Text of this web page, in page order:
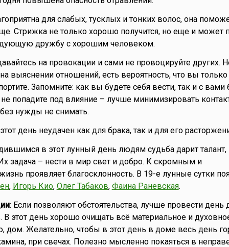
для слабых, тусклых и тонких волос, она
Стрижка не только хорошо получится, но еще и может
дружбу с хорошим человеком.
на провокации и сами не провоцируйте других.
выяснении отношений, есть вероятность, что вы только
Запомните: как вы будете себя вести, так и с вами
попадите под влияние – лучше минимизировать
нужды не снимать.
этот день неудачен как для брака, так и для его
в этот лунный день людям судьба дарит талант,
задача – нести в мир свет и добро. К скромным и
проявляет благосклонность. В 19-е лунные сутки
, Игорь Кио, Олег Табаков, Фаина Раневская.
: Если позволяют обстоятельства, лучше провести день
В этот день хорошо очищать всё материальное и
дом. Желательно, чтобы в этот день в доме весь день
при свечах. Полезно мысленно покаяться в